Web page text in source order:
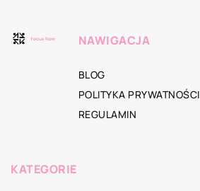
NAWIGACJA
BLOG
POLITYKA PRYWATNOŚCI
REGULAMIN
KATEGORIE